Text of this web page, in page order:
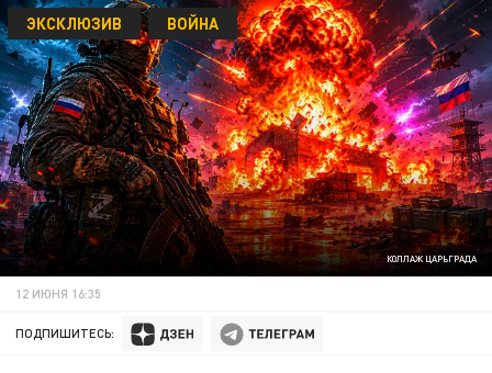
КОЛЛАЖ ЦАРЬГРАДА
ЭКСКЛЮЗИВ ВОЙНА
12 ИЮНЯ 16:35
ПОДПИШИТЕСЬ: